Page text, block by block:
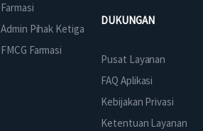
Farmasi
Admin Pihak Ketiga
FMCG Farmasi
DUKUNGAN
Pusat Layanan
FAQ Aplikasi
Kebijakan Privasi
Ketentuan Layanan